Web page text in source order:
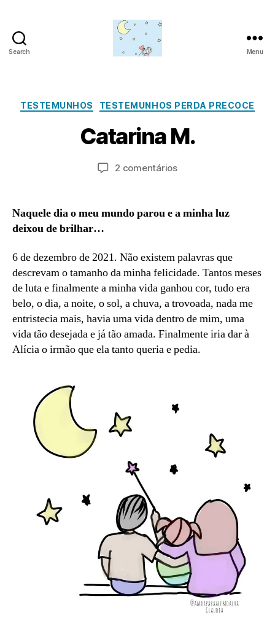
Search
da
lua
Menu
Categorias
TESTEMUNHOS TESTEMUNHOS PERDA PRECOCE
Catarina M.
Autor
do
o
r
d
Data
do
M
ai
2
,
2 comentáriosem
Naquele dia o meu mundo parou e a minha luz
deixou de brilhar…
6 de dezembro de 2021. Não existem palavras que
descrevam o tamanho da minha felicidade. Tantos meses
de luta e finalmente a minha vida ganhou cor, tudo era
belo, o dia, a noite, o sol, a chuva, a trovoada, nada me
entristecia mais, havia uma vida dentro de mim, uma
vida tão desejada e já tão amada. Finalmente iria dar à
Alícia o irmão que ela tanto queria e pedia.